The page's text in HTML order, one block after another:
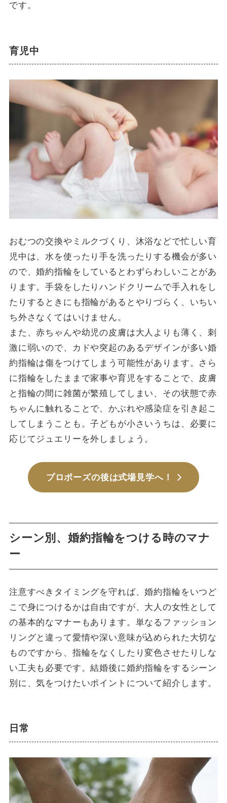
です。
育児中
おむつの交換やミルクづくり、沐浴などで忙しい育
児中は、水を使ったり手を洗ったりする機会が多い
ので、婚約指輪をしているとわずらわしいことがあ
ります。手袋をしたりハンドクリームで手入れをし
たりするときにも指輪があるとやりづらく、いちい
ち外さなくてはいけません。
また、赤ちゃんや幼児の皮膚は大人よりも薄く、刺
激に弱いので、カドや突起のあるデザインが多い婚
約指輪は傷をつけてしまう可能性があります。さら
に指輪をしたままで家事や育児をすることで、皮膚
と指輪の間に雑菌が繁殖してしまい、その状態で赤
ちゃんに触れることで、かぶれや感染症を引き起こ
してしまうことも。子どもが小さいうちは、必要に
応じてジュエリーを外しましょう。
プロポーズの後は式場見学へ！
シーン別、婚約指輪をつける時のマナ
ー
注意すべきタイミングを守れば、婚約指輪をいつど
こで身につけるかは自由ですが、大人の女性として
の基本的なマナーもあります。単なるファッション
リングと違って愛情や深い意味が込められた大切な
ものですから、指輪をなくしたり変色させたりしな
い工夫も必要です。結婚後に婚約指輪をするシーン
別に、気をつけたいポイントについて紹介します。
日常